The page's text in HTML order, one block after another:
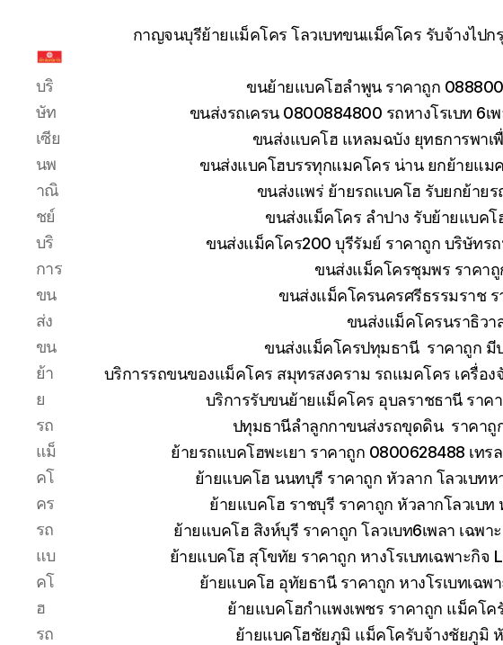
ขน
ย้าย
รถ
โฮ
ทั่ว
ประเทศ.com
บริ
ษัท
เซีย
นพ
าณิ
ชย์
บริ
การ
ขน
ส่ง
ขน
ย้า
ย
รถ
แม็
คโ
คร
รถ
แบ
คโ
ฮ
รถ
กาญจนบุรีย้ายแม็คโคร โลวเบทขนแม็คโคร รับจ้างไปก
ขนย้ายแบคโฮลำพูน ราคาถูก
ขนส่งรถเครน 0800884800 รถหางโรเบท 6เ
ขนส่งแบคโฮ แหลมฉบัง ยุทธการพาเ
ขนส่งแบคโฮบรรทุกแมคโคร น่าน ยกย้ายแม
ขนส่งแพร่ ย้ายรถแบคโฮ รับยกย้ายร
ขนส่งแม็คโคร ลำปาง รับย้ายแบคโ
ขนส่งแม็คโคร200 บุรีรัมย์ ราคาถูก บริษัทรถ
ขนส่งแม็คโครชุมพร ราคาถู
ขนส่งแม็คโครนครศรีธรรมราช ร
ขนส่งแม็คโครนราธิวา
ขนส่งแม็คโครปทุมธานี ราคาถูก มี
บริการรถขนของแม็คโคร สมุทรสงคราม รถแมคโคร เครื่อง
บริการรับขนย้ายแม็คโคร อุบลราชธานี ราค
ปทุมธานีลำลูกกาขนส่งรถขุดดิน ราคาถู
ย้ายรถแบคโฮพะเยา ราคาถูก 0800628488 เทรล
ย้ายแบคโฮ นนทบุรี ราคาถูก หัวลาก โลวเบทห
ย้ายแบคโฮ ราชบุรี ราคาถูก หัวลากโลวเบท
ย้ายแบคโฮ สิงห์บุรี ราคาถูก โลวเบท6เพลา เฉพา
ย้ายแบคโฮ สุโขทัย ราคาถูก หางโรเบทเฉพาะกิจ
ย้ายแบคโฮ อุทัยธานี ราคาถูก หางโรเบทเฉพ
ย้ายแบคโฮกำแพงเพชร ราคาถูก แม็คโค
ย้ายแบคโฮชัยภูมิ แม็คโครับจ้างชัยภูมิ หั